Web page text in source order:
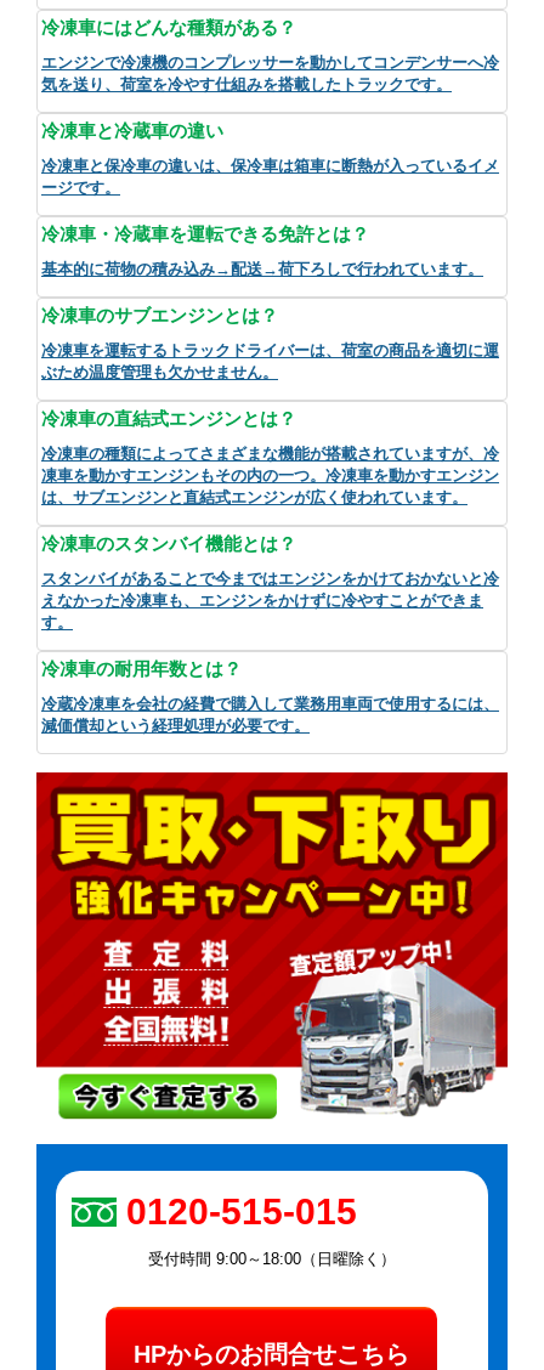
冷凍車にはどんな種類がある？
エンジンで冷凍機のコンプレッサーを動かしてコンデンサーへ冷
気を送り、荷室を冷やす仕組みを搭載したトラックです。
冷凍車と冷蔵車の違い
冷凍車と保冷車の違いは、保冷車は箱車に断熱が入っているイメ
ージです。
冷凍車・冷蔵車を運転できる免許とは？
基本的に荷物の積み込み→配送→荷下ろしで行われています。
冷凍車のサブエンジンとは？
冷凍車を運転するトラックドライバーは、荷室の商品を適切に運
ぶため温度管理も欠かせません。
冷凍車の直結式エンジンとは？
冷凍車の種類によってさまざまな機能が搭載されていますが、冷
凍車を動かすエンジンもその内の一つ。冷凍車を動かすエンジン
は、サブエンジンと直結式エンジンが広く使われています。
冷凍車のスタンバイ機能とは？
スタンバイがあることで今まではエンジンをかけておかないと冷
えなかった冷凍車も、エンジンをかけずに冷やすことができま
す。
冷凍車の耐用年数とは？
冷蔵冷凍車を会社の経費で購入して業務用車両で使用するには、
減価償却という経理処理が必要です。
0120-515-015
受付時間 9:00～18:00（日曜除く）
HPからのお問合せこちら